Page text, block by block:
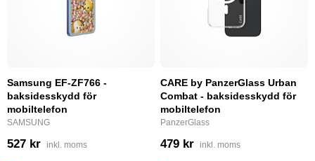
Samsung EF-ZF766 -
baksidesskydd för
mobiltelefon
SAMSUNG
527 kr inkl. moms
CARE by PanzerGlass Urban
Combat - baksidesskydd för
mobiltelefon
PanzerGlass
479 kr inkl. moms